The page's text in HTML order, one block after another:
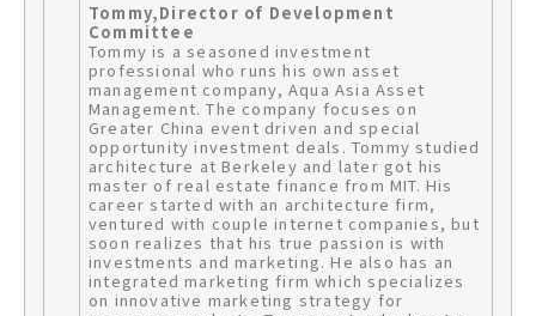
Tommy,Director of Development
Committee
Tommy is a seasoned investment
professional who runs his own asset
management company, Aqua Asia Asset
Management. The company focuses on
Greater China event driven and special
opportunity investment deals. Tommy studied
architecture at Berkeley and later got his
master of real estate finance from MIT. His
career started with an architecture firm,
ventured with couple internet companies, but
soon realizes that his true passion is with
investments and marketing. He also has an
integrated marketing firm which specializes
on innovative marketing strategy for